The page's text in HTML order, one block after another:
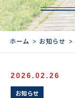
ホーム お知らせ
2026.02.26
お知らせ